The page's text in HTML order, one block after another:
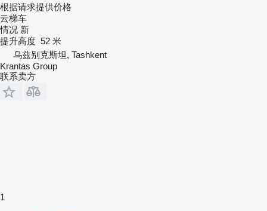
根据请求提供价格
云梯车
情况 新
提升高度 52 米
乌兹别克斯坦, Tashkent
Krantas Group
联系卖方
1